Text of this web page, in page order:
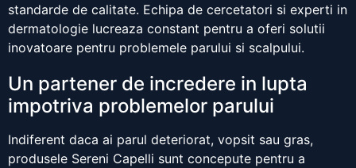
standarde de calitate. Echipa de cercetatori si experti in
dermatologie lucreaza constant pentru a oferi solutii
inovatoare pentru problemele parului si scalpului.
Un partener de incredere in lupta
impotriva problemelor parului
Indiferent daca ai parul deteriorat, vopsit sau gras,
produsele Sereni Capelli sunt concepute pentru a